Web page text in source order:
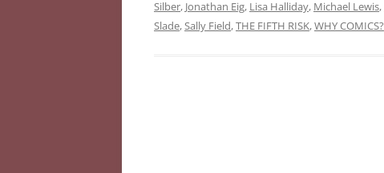
Silber, Jonathan Eig, Lisa Halliday, Michael Lewis,
Slade,Sally Field,THE FIFTH RISK,WHY COMICS?